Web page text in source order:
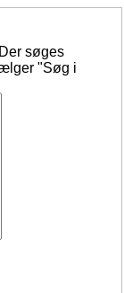
søges
"Søg i